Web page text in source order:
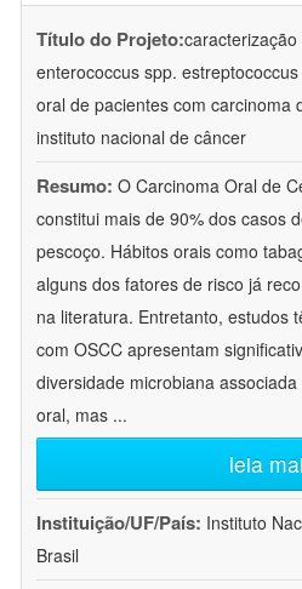
Título do Projeto:
enterococcus spp.
oral de pacientes com carcinoma
instituto nacional de câncer
Resumo: O Carcinoma Oral de
constitui mais de 90% dos casos
pescoço. Hábitos orais como
alguns dos fatores de risco já
na literatura. Entretanto, estudos
com OSCC apresentam
diversidade microbiana
oral, mas ...
leia
Instituição/UF/País: Instituto
Brasil